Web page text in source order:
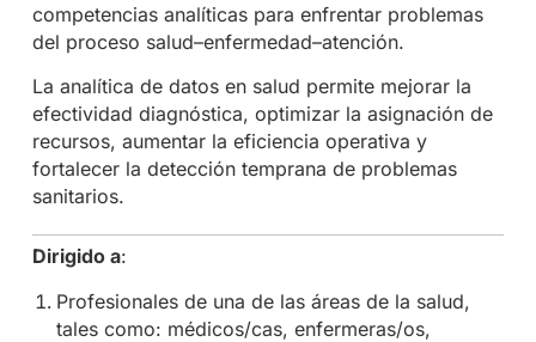
competencias analíticas para enfrentar problemas
del proceso salud–enfermedad–atención.
La analítica de datos en salud permite mejorar la
efectividad diagnóstica, optimizar la asignación de
recursos, aumentar la eficiencia operativa y
fortalecer la detección temprana de problemas
sanitarios.
Dirigido a:
Profesionales de una de las áreas de la salud,
tales como: médicos/cas, enfermeras/os,